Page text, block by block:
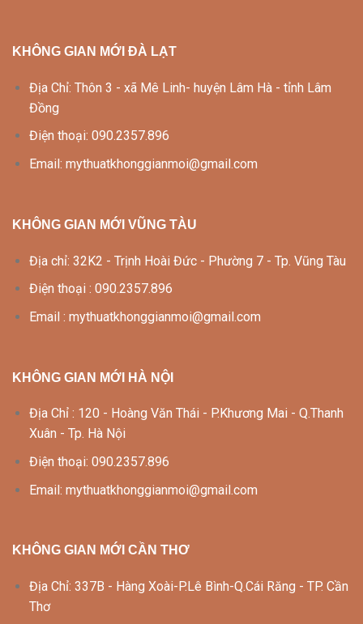
KHÔNG GIAN MỚI ĐÀ LẠT
Địa Chỉ: Thôn 3 - xã Mê Linh- huyện Lâm Hà - tỉnh Lâm
Đồng
Điện thoại: 090.2357.896
Email: mythuatkhonggianmoi@gmail.com
KHÔNG GIAN MỚI VŨNG TÀU
Địa chỉ: 32K2 - Trịnh Hoài Đức - Phường 7 - Tp. Vũng Tàu
Điện thoại : 090.2357.896
Email : mythuatkhonggianmoi@gmail.com
KHÔNG GIAN MỚI HÀ NỘI
Địa Chỉ : 120 - Hoàng Văn Thái - P.Khương Mai - Q.Thanh
Xuân - Tp. Hà Nội
Điện thoại: 090.2357.896
Email: mythuatkhonggianmoi@gmail.com
KHÔNG GIAN MỚI CẦN THƠ
Địa Chỉ: 337B - Hàng Xoài-P.Lê Bình-Q.Cái Răng - TP. Cần
Thơ